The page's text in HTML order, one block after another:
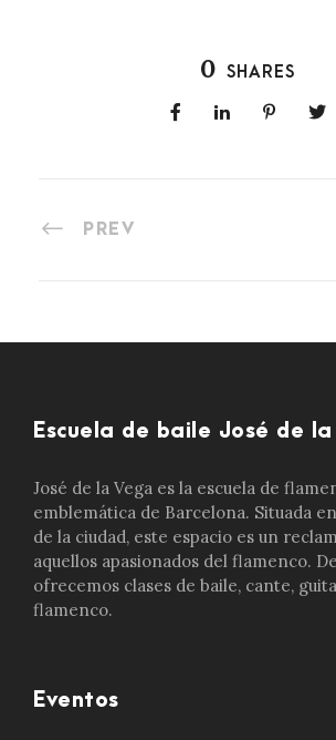
0 SHARES
PREV
Escuela de baile José de
José de la Vega es la escuela de
emblemática de Barcelona. Situada
de la ciudad, este espacio es un
aquellos apasionados del flamenco.
ofrecemos clases de baile, cante,
flamenco.
Eventos